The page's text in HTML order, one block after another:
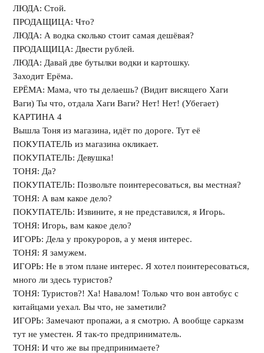
ЛЮДА: Стой.
ПРОДАЩИЦА: Что?
ЛЮДА: А водка сколько стоит самая дешёвая?
ПРОДАЩИЦА: Двести рублей.
ЛЮДА: Давай две бутылки водки и картошку.
Заходит Ерёма.
ЕРЁМА: Мама, что ты делаешь? (Видит висящего Хаги
Ваги) Ты что, отдала Хаги Ваги? Нет! Нет! (Убегает)
КАРТИНА 4
Вышла Тоня из магазина, идёт по дороге. Тут её
ПОКУПАТЕЛЬ из магазина окликает.
ПОКУПАТЕЛЬ: Девушка!
ТОНЯ: Да?
ПОКУПАТЕЛЬ: Позвольте поинтересоваться, вы местная?
ТОНЯ: А вам какое дело?
ПОКУПАТЕЛЬ: Извините, я не представился, я Игорь.
ТОНЯ: Игорь, вам какое дело?
ИГОРЬ: Дела у прокуроров, а у меня интерес.
ТОНЯ: Я замужем.
ИГОРЬ: Не в этом плане интерес. Я хотел поинтересоваться,
много ли здесь туристов?
ТОНЯ: Туристов?! Ха! Навалом! Только что вон автобус с
китайцами уехал. Вы что, не заметили?
ИГОРЬ: Замечают пропажи, а я смотрю. А вообще сарказм
тут не уместен. Я так-то предприниматель.
ТОНЯ: И что же вы предпринимаете?